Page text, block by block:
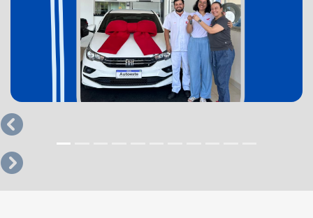
templates.template-
templates.template-